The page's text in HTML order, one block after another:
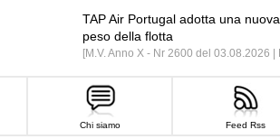
TAP Air Portugal adotta una
peso della flotta
[M.V. Anno X - Nr 2600 del 03.08.2026
Chi siamo Feed Rss